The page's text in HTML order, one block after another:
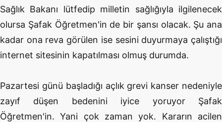
Sağlık Bakanı lütfedip milletin sağlığıyla ilgilenecek
olursa Şafak Öğretmen'in de bir şansı olacak. Şu ana
kadar ona reva görülen ise sesini duyurmaya çalıştığı
internet sitesinin kapatılması olmuş durumda.
Pazartesi günü başladığı açlık grevi kanser nedeniyle
zayıf düşen bedenini iyice yoruyor Şafak
Öğretmen'in. Yani çok zaman yok. Kararın acilen